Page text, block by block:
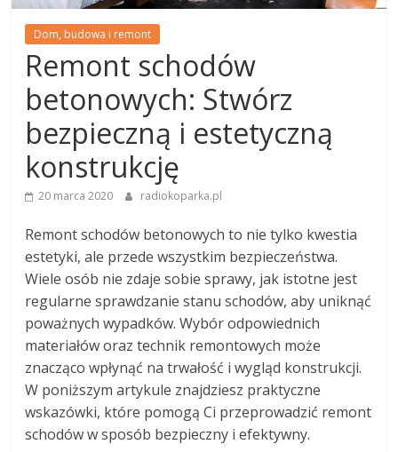
Dom, budowa i remont
Remont schodów
betonowych: Stwórz
bezpieczną i estetyczną
konstrukcję
20 marca 2020 radiokoparka.pl
Remont schodów betonowych to nie tylko kwestia
estetyki, ale przede wszystkim bezpieczeństwa.
Wiele osób nie zdaje sobie sprawy, jak istotne jest
regularne sprawdzanie stanu schodów, aby uniknąć
poważnych wypadków. Wybór odpowiednich
materiałów oraz technik remontowych może
znacząco wpłynąć na trwałość i wygląd konstrukcji.
W poniższym artykule znajdziesz praktyczne
wskazówki, które pomogą Ci przeprowadzić remont
schodów w sposób bezpieczny i efektywny.